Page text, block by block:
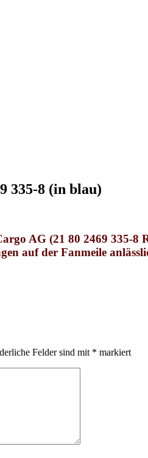
335-8 (in blau)
AG (21 80 2469 335-
auf der Fanmeile
Felder sind mit * markiert